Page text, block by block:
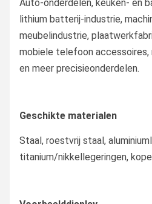
Auto-onderdelen, keuken- en
lithium batterij-industrie,
meubelindustrie,
mobiele telefoon accessoires,
en meer precisieonderdelen.
Geschikte materialen
Staal, roestvrij staal,
titanium/nikkellegeringen,